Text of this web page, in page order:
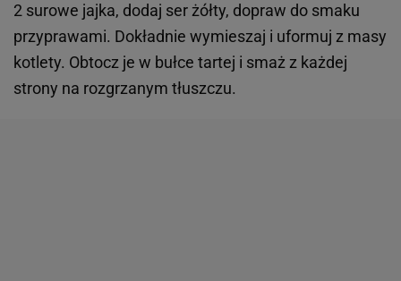
2 surowe jajka, dodaj ser żółty, dopraw do smaku
przyprawami. Dokładnie wymieszaj i uformuj z masy
kotlety. Obtocz je w bułce tartej i smaż z każdej
strony na rozgrzanym tłuszczu.